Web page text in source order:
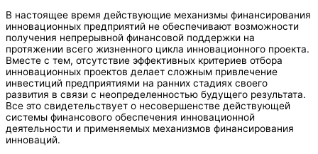
В настоящее время действующие механизмы финансирования
инновационных предприятий не обеспечивают возможности
получения непрерывной финансовой поддержки на
протяжении всего жизненного цикла инновационного проекта.
Вместе с тем, отсутствие эффективных критериев отбора
инновационных проектов делает сложным привлечение
инвестиций предприятиями на ранних стадиях своего
развития в связи с неопределенностью будущего результата.
Все это свидетельствует о несовершенстве действующей
системы финансового обеспечения инновационной
деятельности и применяемых механизмов финансирования
инноваций.